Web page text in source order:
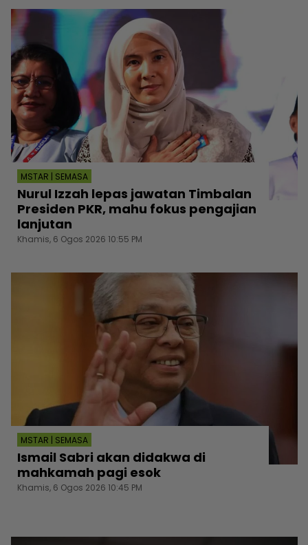
MSTAR | SEMASA
Nurul Izzah lepas jawatan Timbalan
Presiden PKR, mahu fokus pengajian
lanjutan
Khamis, 6 Ogos 2026 10:55 PM
MSTAR | SEMASA
Ismail Sabri akan didakwa di
mahkamah pagi esok
Khamis, 6 Ogos 2026 10:45 PM